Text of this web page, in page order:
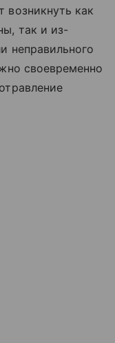
возникнуть как
так и из-
неправильного
своевременно